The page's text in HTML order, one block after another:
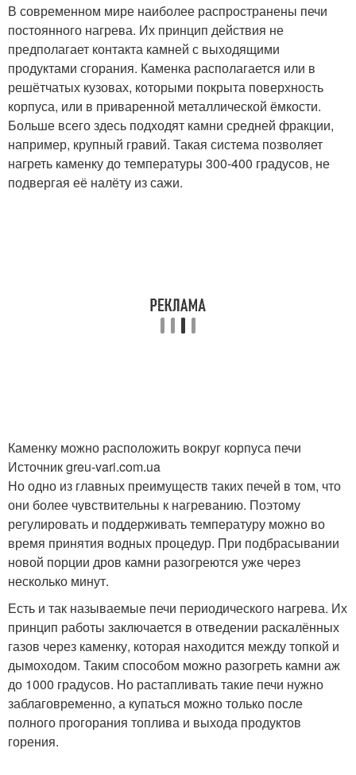
В современном мире наиболее распространены печи
постоянного нагрева. Их принцип действия не
предполагает контакта камней с выходящими
продуктами сгорания. Каменка располагается или в
решётчатых кузовах, которыми покрыта поверхность
корпуса, или в приваренной металлической ёмкости.
Больше всего здесь подходят камни средней фракции,
например, крупный гравий. Такая система позволяет
нагреть каменку до температуры 300-400 градусов, не
подвергая её налёту из сажи.
Каменку можно расположить вокруг корпуса печи
Источник greu-vari.com.ua
Но одно из главных преимуществ таких печей в том, что
они более чувствительны к нагреванию. Поэтому
регулировать и поддерживать температуру можно во
время принятия водных процедур. При подбрасывании
новой порции дров камни разогреются уже через
несколько минут.
Есть и так называемые печи периодического нагрева. Их
принцип работы заключается в отведении раскалённых
газов через каменку, которая находится между топкой и
дымоходом. Таким способом можно разогреть камни аж
до 1000 градусов. Но растапливать такие печи нужно
заблаговременно, а купаться можно только после
полного прогорания топлива и выхода продуктов
горения.